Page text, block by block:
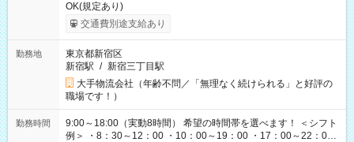
OK(規定あり)
交通費別途支給あり
勤務地
東京都新宿区
新宿駅 / 新宿三丁目駅
大手物流会社（年齢不問／「無理なく続けられる」と好評の
職場です！）
勤務時間
9:00～18:00（実動8時間） 希望の時間帯を選べます！ ＜シフト
例＞ ・8：30～12：00 ・10：00～19：00 ・17：00～22：00